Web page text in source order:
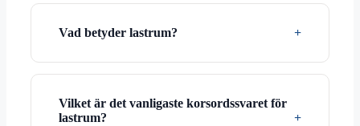
Vad betyder lastrum?
Vilket är det vanligaste korsordssvaret för
lastrum?